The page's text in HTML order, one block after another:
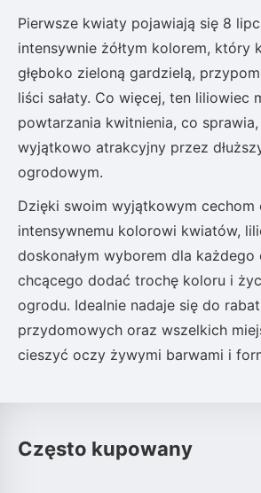
Ewodia (tetradium daniellii)
Pierwsze kwiaty pojawiają się 8
intensywnie żółtym kolorem, który
głęboko zieloną gardzielą,
liści sałaty. Co więcej, ten liliowiec
powtarzania kwitnienia, co
wyjątkowo atrakcyjny przez
ogrodowym.
Dzięki swoim wyjątkowym cechom
intensywnemu kolorowi kwiatów,
doskonałym wyborem dla każdego
chcącego dodać trochę koloru i
ogrodu. Idealnie nadaje się do
przydomowych oraz wszelkich
cieszyć oczy żywymi barwami i
Często kupowany